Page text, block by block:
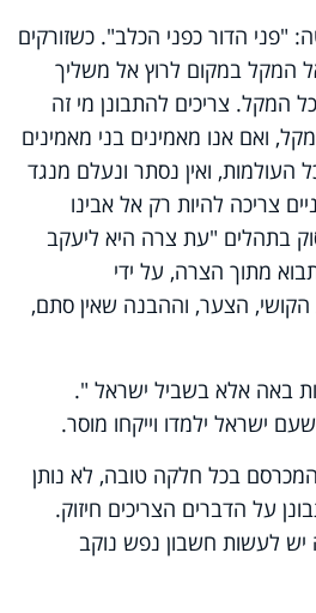
"פני הדור כפני הכלב". כשזורקים
המקל במקום לרוץ אל משליך
המקל. צריכים להתבונן מי זה
ואם אנו מאמינים בני מאמינים
העולמות, ואין נסתר ונעלם מנגד
צריכה להיות רק אל אבינו
בתהלים "עת צרה היא ליעקב
מתוך הצרה, על ידי
הצער, וההבנה שאין סתם,
באה אלא בשביל ישראל ".
ישראל ילמדו וייקחו מוסר.
בכל חלקה טובה, לא נותן
על הדברים הצריכים חיזוק.
יש לעשות חשבון נפש נוקב